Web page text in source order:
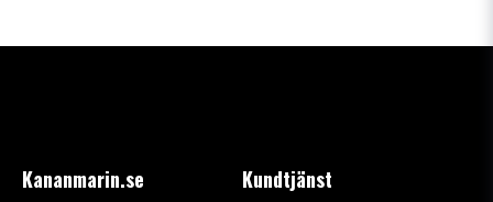
Kananmarin.se Kundtjänst